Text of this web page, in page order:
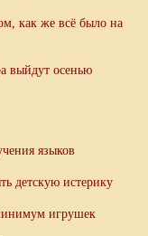
как же всё было на
выйдут осенью
языков
детскую истерику
игрушек